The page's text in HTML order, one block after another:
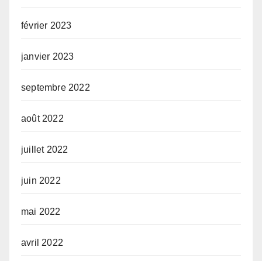
février 2023
janvier 2023
septembre 2022
août 2022
juillet 2022
juin 2022
mai 2022
avril 2022